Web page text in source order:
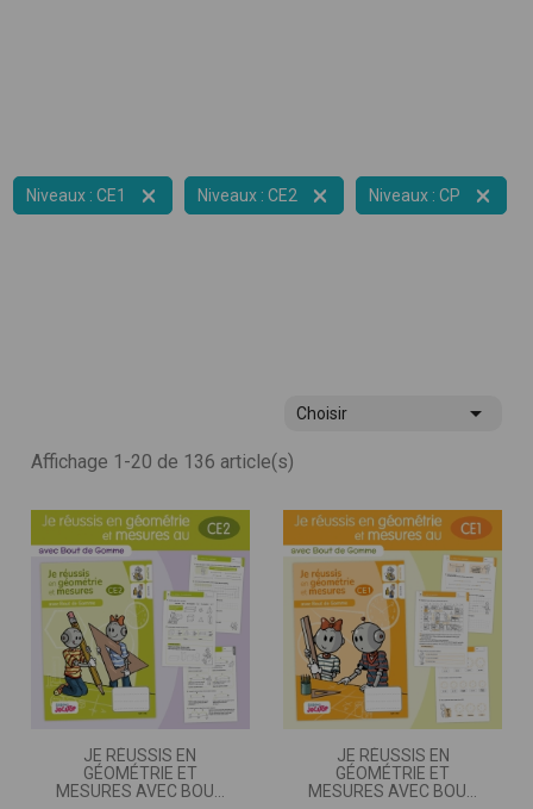
Niveaux : CE1  Niveaux : CE2  Niveaux : CP 
Choisir 
Affichage 1-20 de 136 article(s)
JE RÉUSSIS EN
GÉOMÉTRIE ET
MESURES AVEC BOUT
JE RÉUSSIS EN
GÉOMÉTRIE ET
MESURES AVEC BOUT